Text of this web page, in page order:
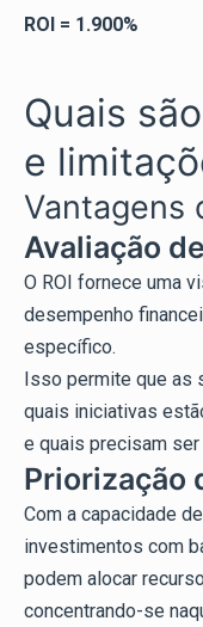
ROI = 1.900%
Quais
e
Vantagens
Avaliação
O ROI fornece uma
desempenho
específico.
Isso permite que as
quais iniciativas
e quais precisam
Priorização
Com a capacidade
investimentos com
podem alocar
concentrando-se